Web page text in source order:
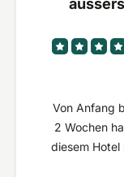
Von Anfang
2 Wochen
diesem Hotel